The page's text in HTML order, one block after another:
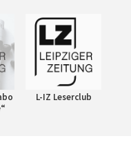
L-IZ Leserclub